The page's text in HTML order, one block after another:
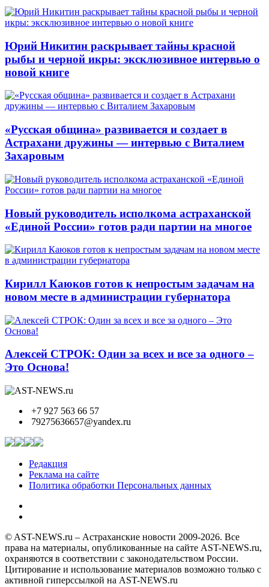
Юрий Никитин раскрывает тайны красной
рыбы и черной икры: эксклюзивное интервью о
новой книге
«Русская община» развивается и создает в
Астрахани дружины — интервью с Виталием
Захаровым
Новый руководитель исполкома астраханской
«Единой России» готов ради партии на многое
Кирилл Каюков готов к непростым задачам на
новом месте в администрации губернатора
Алексей СТРОК: Один за всех и все за одного –
Это Основа!
+7 927 563 66 57
79275636657@yandex.ru
Редакция
Реклама на сайте
Политика обработки Персональных данных
© AST-NEWS.ru – Астраханские новости 2009-2026. Все
права на материалы, опубликованные на сайте AST-NEWS.ru,
охраняются в соответствии с законодательством России.
Цитирование и использование материалов возможно только с
активной гиперссылкой на AST-NEWS.ru